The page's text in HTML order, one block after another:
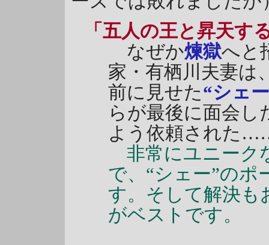
「五人の王と昇天
なぜか煉獄へと
家・有栖川夫妻は
前に見せた“シェ
らが最後に面会し
よう依頼された
非常にユニーク
で、“シェー”のポ
す。そして解決も
がベストです。